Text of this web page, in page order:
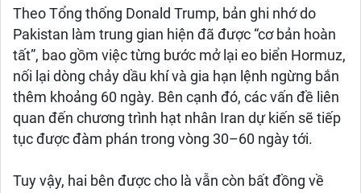
Theo Tổng thống Donald Trump, bản ghi nhớ do
Pakistan làm trung gian hiện đã được “cơ bản hoàn
tất”, bao gồm việc từng bước mở lại eo biển Hormuz,
nối lại dòng chảy dầu khí và gia hạn lệnh ngừng bắn
thêm khoảng 60 ngày. Bên cạnh đó, các vấn đề liên
quan đến chương trình hạt nhân Iran dự kiến sẽ tiếp
tục được đàm phán trong vòng 30–60 ngày tới.
Tuy vậy, hai bên được cho là vẫn còn bất đồng về